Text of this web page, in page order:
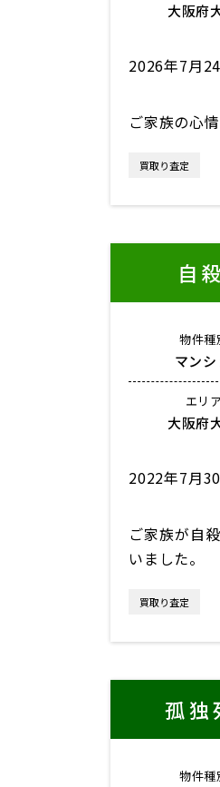
大阪府
2026年7月
ご家族の心
買取り査定
自殺
物件種
マン
エリ
大阪府
2022年7月
ご家族が自
いました。
買取り査定
孤独
物件種